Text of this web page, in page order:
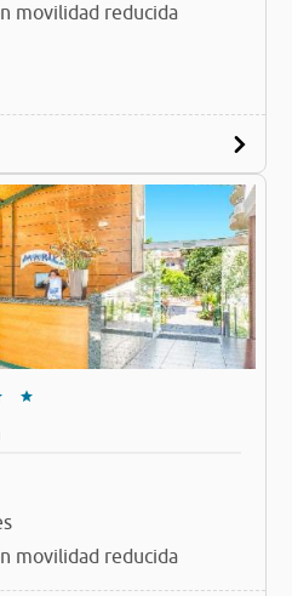
movilidad reducida
movilidad reducida